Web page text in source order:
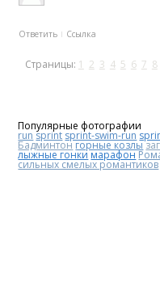
Ответить Ссылка
Страницы: 1 2 3 4 5 6 7 8
Популярные фотографии
run sprint sprint-swim-run
Бадминтонгорные козлы
лыжные гонки марафон
сильных смелых романтиков